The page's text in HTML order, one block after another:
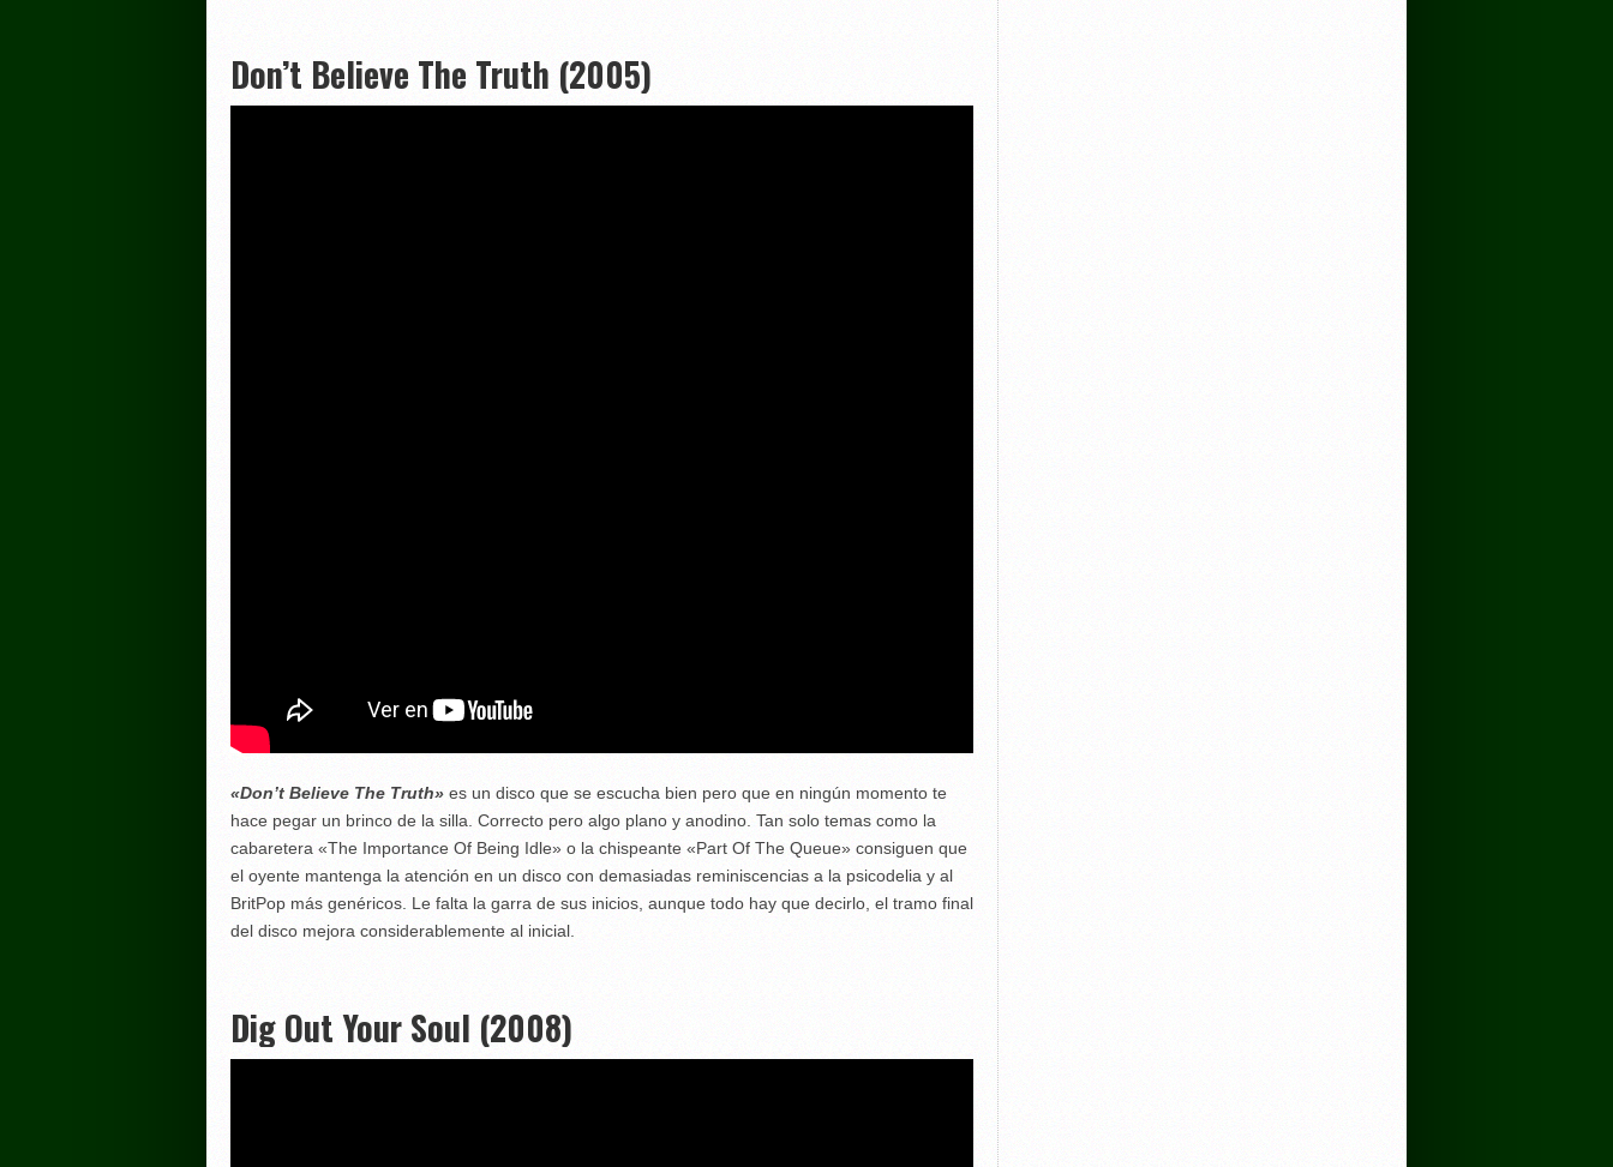
Don’t Believe The Truth (2005)
«Don’t Believe The Truth»es un disco que se escucha bien pero que en ningún momento te
hace pegar un brinco de la silla. Correcto pero algo plano y anodino. Tan solo temas como la
cabaretera «The Importance Of Being Idle» o la chispeante «Part Of The Queue» consiguen que
el oyente mantenga la atención en un disco con demasiadas reminiscencias a la psicodelia y al
BritPop más genéricos. Le falta la garra de sus inicios, aunque todo hay que decirlo, el tramo final
del disco mejora considerablemente al inicial.
Dig Out Your Soul (2008)